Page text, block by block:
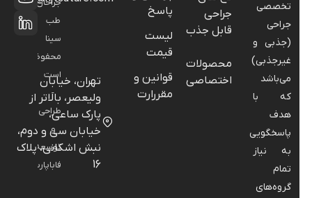
تخصصی
جراحی
(جذبی و
غیرجذبی)
می‌باشد
که با
هدف
پاسخگویی
به نیاز
تمام
گروه‌های
جراحی
قابل جذب
محصولات
اختصاصی
پاسخ
لیست
قیمت
قوانین و
مقررارت
تهران، خیابان
ولیعصر، بالاتر از
پارک ساعی،
خیابان سی و دوم،
نبش اشکانی، پلاک
جراحان
طب
سینا
محفوظ
است
طراحی
و
توسعه:
فاباپارس